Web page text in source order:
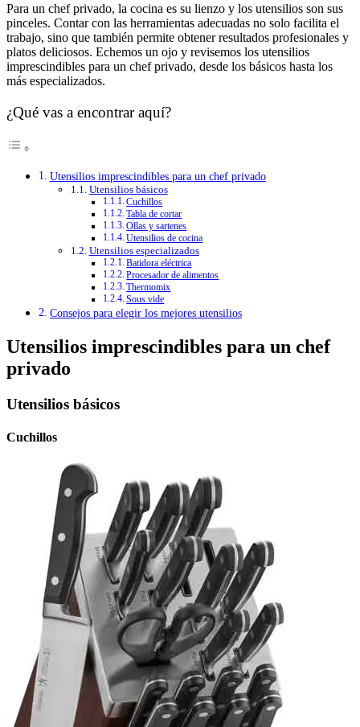
Para un chef privado, la cocina es su lienzo y los utensilios son sus
pinceles. Contar con las herramientas adecuadas no solo facilita el
trabajo, sino que también permite obtener resultados profesionales y
platos deliciosos. Echemos un ojo y revisemos los utensilios
imprescindibles para un chef privado, desde los básicos hasta los
más especializados.
¿Qué vas a encontrar aquí?
Utensilios imprescindibles para un chef privado
Utensilios básicos
Cuchillos
Tabla de cortar
Ollas y sartenes
Utensilios de cocina
Utensilios especializados
Batidora eléctrica
Procesador de alimentos
Thermomix
Sous vide
Consejos para elegir los mejores utensilios
Utensilios imprescindibles para un chef
privado
Utensilios básicos
Cuchillos